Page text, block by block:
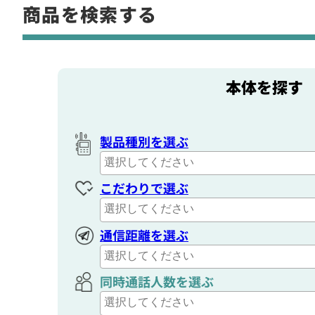
商品を検索する
本体を探す
製品種別を選ぶ
こだわりで選ぶ
通信距離を選ぶ
同時通話人数を選ぶ